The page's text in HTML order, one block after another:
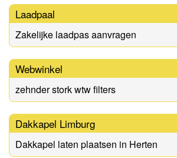
Laadpaal
Zakelijke laadpas aanvragen
Webwinkel
zehnder stork wtw filters
Dakkapel Limburg
Dakkapel laten plaatsen in Herten